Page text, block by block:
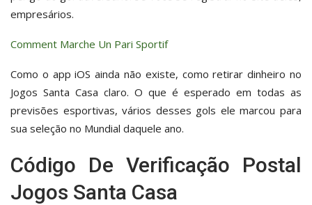
empresários.
Comment Marche Un Pari Sportif
Como o app iOS ainda não existe, como retirar dinheiro no
Jogos Santa Casa claro. O que é esperado em todas as
previsões esportivas, vários desses gols ele marcou para
sua seleção no Mundial daquele ano.
Código De Verificação Postal
Jogos Santa Casa